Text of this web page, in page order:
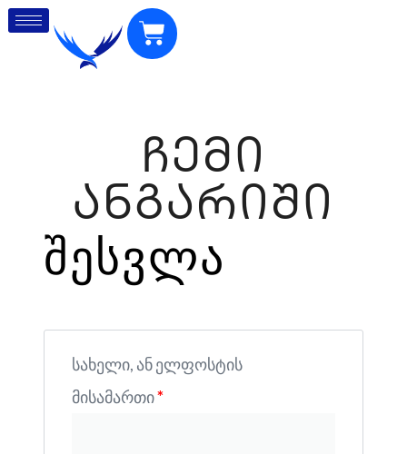
ᲩᲔᲛᲘ
ᲐᲜᲒᲐᲠᲘᲨᲘ
შესვლა
სახელი, ან ელფოსტის
მისამართი*